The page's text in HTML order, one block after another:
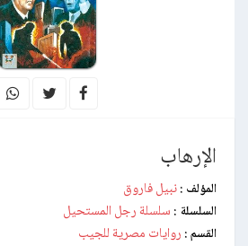
الإرهاب
المؤلف : نبيل فاروق
السلسلة : سلسلة رجل المستحيل
القسم : روايات مصرية للجيب